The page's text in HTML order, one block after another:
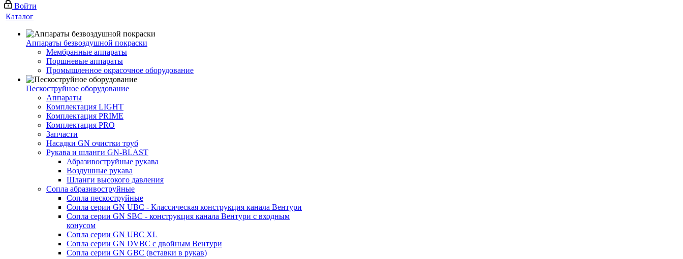
Войти
Каталог
Аппараты безвоздушной покраски
Мембранные аппараты
Поршневые аппараты
Промышленное окрасочное оборудование
Пескоструйное оборудование
Аппараты
Комплектация LIGHT
Комплектация PRIME
Комплектация PRO
Запчасти
Насадки GN очистки труб
Рукава и шланги GN-BLAST
Абразивоструйные рукава
Воздушные рукава
Шланги высокого давления
Сопла абразивоструйные
Сопла пескоструйные
Сопла серии GN UBC - Классическая конструкция канала Вентури
Сопла серии GN SBC - конструкция канала Вентури c входным
конусом
Сопла серии GN UBC XL
Сопла серии GN DVBC с двойным Вентури
Сопла серии GN GBC (вставки в рукав)